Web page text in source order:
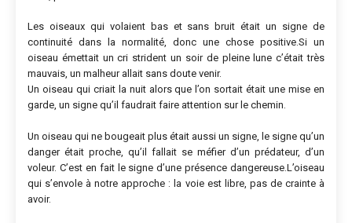
Les oiseaux qui volaient bas et sans bruit était un signe de
continuité dans la normalité, donc une chose positive.Si un
oiseau émettait un cri strident un soir de pleine lune c’était très
mauvais, un malheur allait sans doute venir.
Un oiseau qui criait la nuit alors que l’on sortait était une mise en
garde, un signe qu’il faudrait faire attention sur le chemin.
Un oiseau qui ne bougeait plus était aussi un signe, le signe qu’un
danger était proche, qu’il fallait se méfier d’un prédateur, d’un
voleur. C’est en fait le signe d’une présence dangereuse.L’oiseau
qui s’envole à notre approche : la voie est libre, pas de crainte à
avoir.